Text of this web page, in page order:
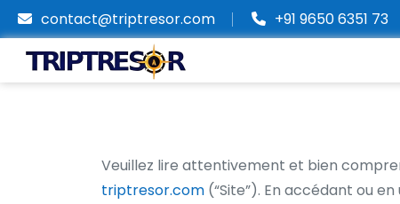
contact@triptresor.com +91 9650 6351 73
Veuillez lire attentivement et bien
triptresor.com (“Site”). En accédant ou